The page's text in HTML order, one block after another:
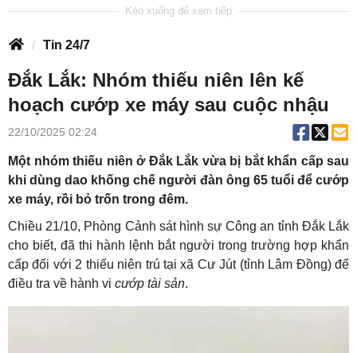
Tin 24/7
Đắk Lắk: Nhóm thiếu niên lên kế
hoạch cướp xe máy sau cuộc nhậu
22/10/2025 02:24
Một nhóm thiếu niên ở Đắk Lắk vừa bị bắt khẩn cấp sau
khi dùng dao khống chế người đàn ông 65 tuổi để cướp
xe máy, rồi bỏ trốn trong đêm.
Chiều 21/10, Phòng Cảnh sát hình sự Công an tỉnh Đắk Lắk
cho biết, đã thi hành lệnh bắt người trong trường hợp khẩn
cấp đối với 2 thiếu niên trú tại xã Cư Jút (tỉnh Lâm Đồng) để
điều tra về hành vi cướp tài sản.